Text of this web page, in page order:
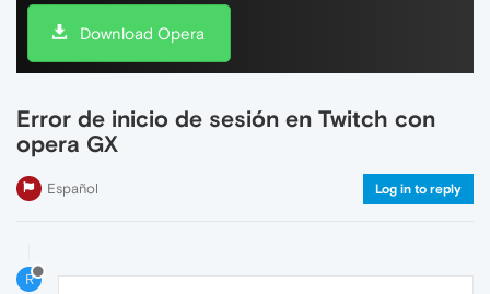
Download Opera
Error de inicio de sesión en Twitch con
opera GX
Español Log in to reply
R